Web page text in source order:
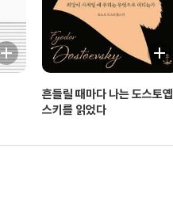
흔들릴 때마다 나는 도스토옙
스키를 읽었다